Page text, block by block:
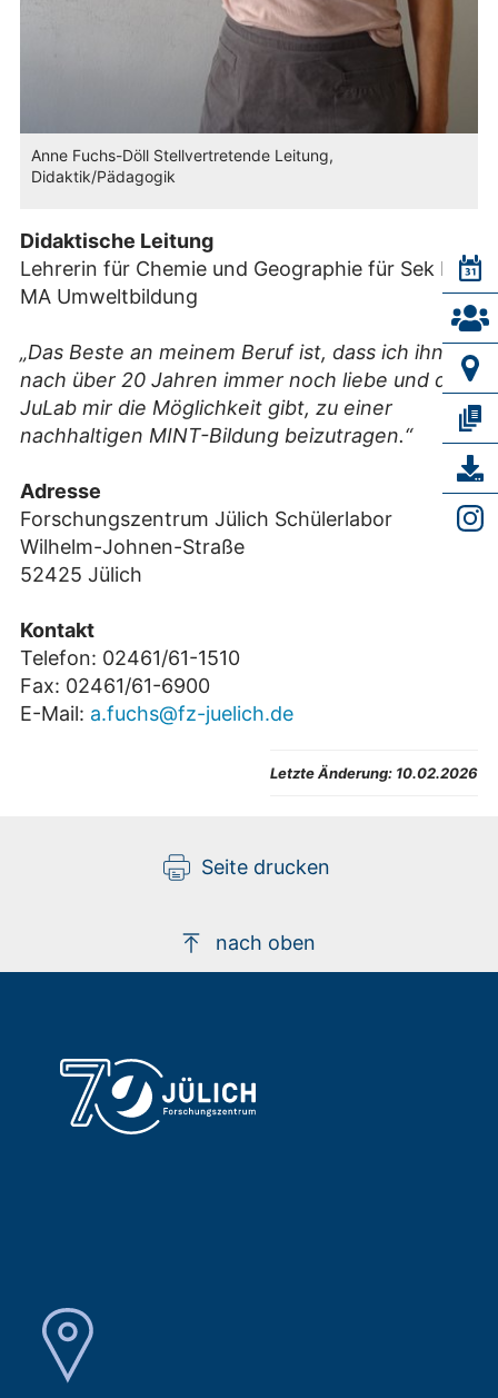
Anne Fuchs-Döll Stellvertretende Leitung,
Didaktik/Pädagogik
Didaktische Leitung
Lehrerin für Chemie und Geographie für Sek I&II
MA Umweltbildung
„Das Beste an meinem Beruf ist, dass ich ihn
nach über 20 Jahren immer noch liebe und das
JuLab mir die Möglichkeit gibt, zu einer
nachhaltigen MINT-Bildung beizutragen.“
Adresse
Forschungszentrum Jülich Schülerlabor
Wilhelm-Johnen-Straße
52425 Jülich
Kontakt
Telefon: 02461/61-1510
Fax: 02461/61-6900
E-Mail: a.fuchs@fz-juelich.de
Letzte Änderung: 10.02.2026
Seite drucken
nach oben